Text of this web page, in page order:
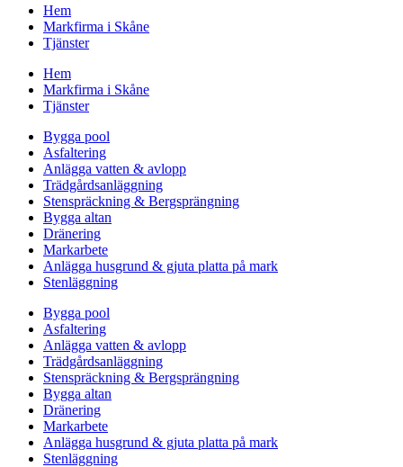
Hem
Markfirma i Skåne
Tjänster
Hem
Markfirma i Skåne
Tjänster
Bygga pool
Asfaltering
Anlägga vatten & avlopp
Trädgårdsanläggning
Stenspräckning & Bergsprängning
Bygga altan
Dränering
Markarbete
Anlägga husgrund & gjuta platta på mark
Stenläggning
Bygga pool
Asfaltering
Anlägga vatten & avlopp
Trädgårdsanläggning
Stenspräckning & Bergsprängning
Bygga altan
Dränering
Markarbete
Anlägga husgrund & gjuta platta på mark
Stenläggning